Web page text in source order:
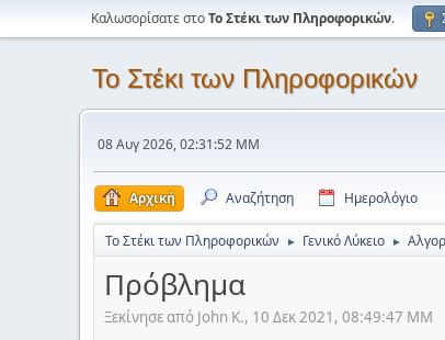
Καλωσορίσατε στοΤο Στέκι των Πληροφορικών.
Το Στέκι των Πληροφορικών
08 Αυγ 2026, 02:31:52 ΜΜ
Αρχική Αναζήτηση Ημερολόγιο
Το Στέκι των Πληροφορικών ► Γενικό Λύκειο ►
Πρόβλημα
Ξεκίνησε από John K., 10 Δεκ 2021, 08:49:47 ΜΜ